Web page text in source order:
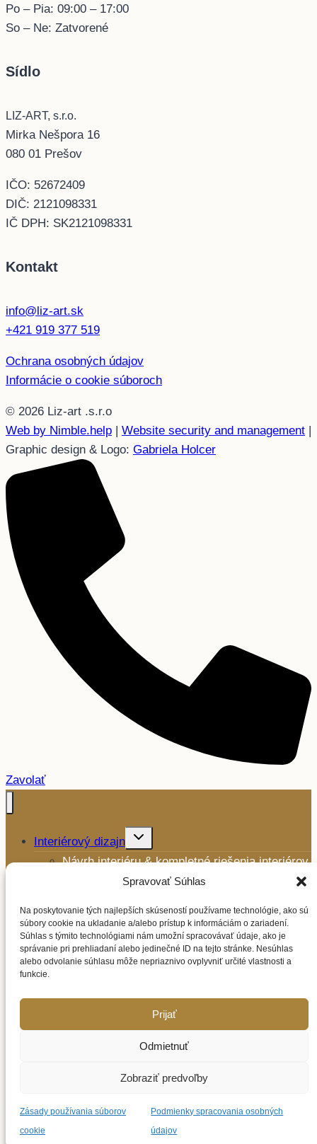
Spravovať Súhlas
Na poskytovanie tých najlepších skúseností používame technológie, ako sú
súbory cookie na ukladanie a/alebo prístup k informáciám o zariadení.
Súhlas s týmito technológiami nám umožní spracovávať údaje, ako je
správanie pri prehliadaní alebo jedinečné ID na tejto stránke. Nesúhlas
alebo odvolanie súhlasu môže nepriaznivo ovplyvniť určité vlastnosti a
funkcie.
Prijať
Odmietnuť
Zobraziť predvoľby
Zásady používania súborov
cookie
Podmienky spracovania osobných
údajov
Po – Pia: 09:00 – 17:00
So – Ne: Zatvorené
Sídlo
LIZ-ART, s.r.o.
Mirka Nešpora 16
080 01 Prešov
IČO: 52672409
DIČ: 2121098331
IČ DPH: SK2121098331
Kontakt
info@liz-art.sk
+421 919 377 519
Ochrana osobných údajov
Informácie o cookie súboroch
© 2026 Liz-art .s.r.o
Web by Nimble.help | Website security and management |
Graphic design & Logo: Gabriela Holcer
Zavolať
Interiérový dizajn
Toggle
Návrh interiéru & kompletné riešenia interiérov
Výroba a montáž nábytku
Ďalšie služby child
menu
Mikrocement
Interiérové svietidlá
Spotrebiče
Toggle
LIEBHERR
zlatí partneri